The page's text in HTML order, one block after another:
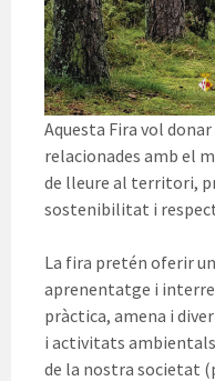
Aquesta Fira vol
relacionades amb el
de lleure al territori,
sostenibilitat i
La fira pretén oferir
aprenentatge i
pràctica, amena i
i activitats
de la nostra societat